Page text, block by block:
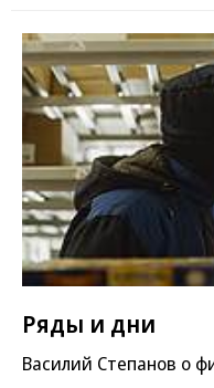
Ряды и дни
Василий Степанов о